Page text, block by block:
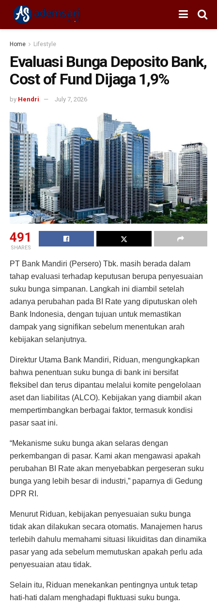
Home Lifestyle
Evaluasi Bunga Deposito Bank,
Cost of Fund Dijaga 1,9%
by Hendri July 7, 2026
491
SHARES
PT Bank Mandiri (Persero) Tbk. masih berada dalam
tahap evaluasi terhadap keputusan berupa penyesuaian
suku bunga simpanan. Langkah ini diambil setelah
adanya perubahan pada BI Rate yang diputuskan oleh
Bank Indonesia, dengan tujuan untuk memastikan
dampak yang signifikan sebelum menentukan arah
kebijakan selanjutnya.
Direktur Utama Bank Mandiri, Riduan, mengungkapkan
bahwa penentuan suku bunga di bank ini bersifat
fleksibel dan terus dipantau melalui komite pengelolaan
aset dan liabilitas (ALCO). Kebijakan yang diambil akan
mempertimbangkan berbagai faktor, termasuk kondisi
pasar saat ini.
“Mekanisme suku bunga akan selaras dengan
perkembangan di pasar. Kami akan mengawasi apakah
perubahan BI Rate akan menyebabkan pergeseran suku
bunga yang lebih besar di industri,” paparnya di Gedung
DPR RI.
Menurut Riduan, kebijakan penyesuaian suku bunga
tidak akan dilakukan secara otomatis. Manajemen harus
terlebih dahulu memahami situasi likuiditas dan dinamika
pasar yang ada sebelum memutuskan apakah perlu ada
penyesuaian atau tidak.
Selain itu, Riduan menekankan pentingnya untuk tetap
hati-hati dalam menghadapi fluktuasi suku bunga.